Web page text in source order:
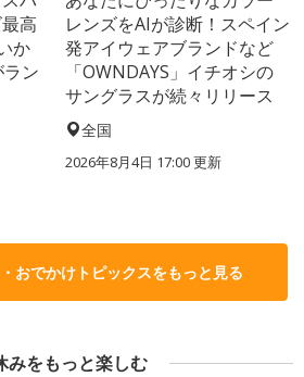
高
か
ン
レンズをAIが診断！スペイン
発アイウェアブランドなど
「OWNDAYS」イチオシの
サングラスが続々リリース
全国
2026年8月4日 17:00更新
おでかけトピックスをもっと見る
みをもっと楽しむ